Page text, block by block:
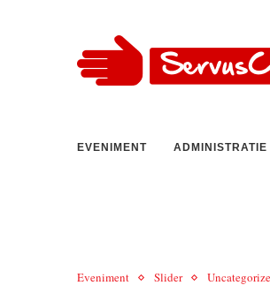
EVENIMENT ADMINISTRATIE
Eveniment Slider